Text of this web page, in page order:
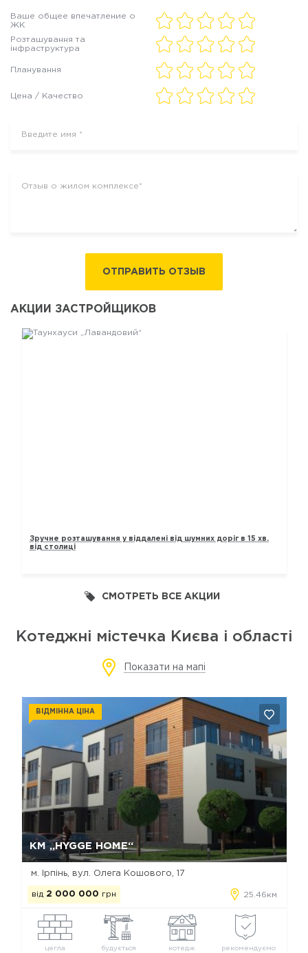
Ваше общее впечатление о
ЖК
Розташування та
інфраструктура
Планування
Цена / Качество
ОТПРАВИТЬ ОТЗЫВ
АКЦИИ ЗАСТРОЙЩИКОВ
Зручне розташування у віддалені від шумних доріг в 15 хв.
від столиці
СМОТРЕТЬ ВСЕ АКЦИИ
Котеджні містечка Києва і області
Показати на мапі
КМ „HYGGE HOME“
ВІДМІННА ЦІНА
м. Ірпінь, вул. Олега Кошового, 17
від 2 000 000 грн 25.46км
цегла будується котедж рекомендуємо